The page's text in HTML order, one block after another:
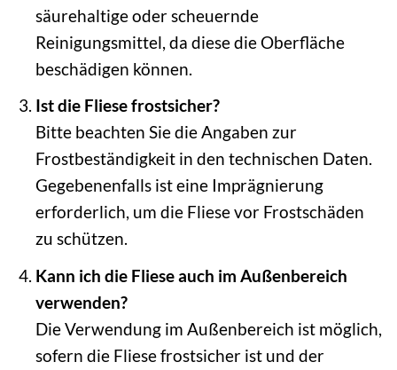
säurehaltige oder scheuernde
Reinigungsmittel, da diese die Oberfläche
beschädigen können.
Ist die Fliese frostsicher?
Bitte beachten Sie die Angaben zur
Frostbeständigkeit in den technischen Daten.
Gegebenenfalls ist eine Imprägnierung
erforderlich, um die Fliese vor Frostschäden
zu schützen.
Kann ich die Fliese auch im Außenbereich
verwenden?
Die Verwendung im Außenbereich ist möglich,
sofern die Fliese frostsicher ist und der